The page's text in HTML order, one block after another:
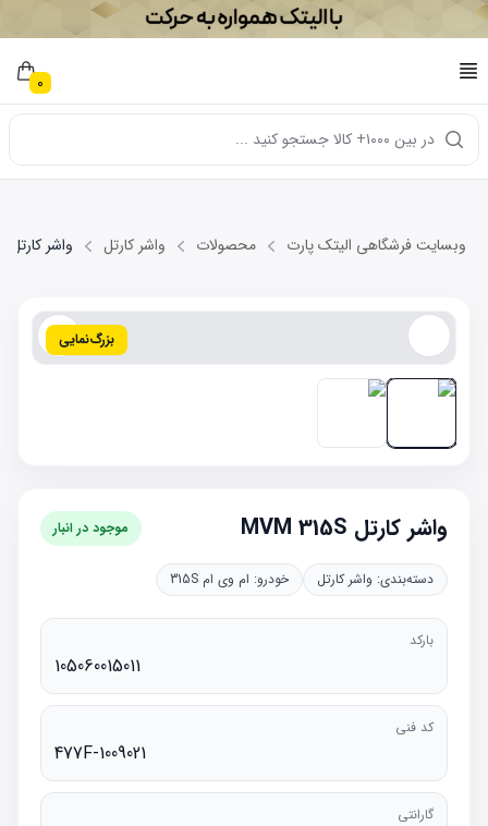
0
در بین ۱۰۰۰+ کالا جستجو کنید ...
وبسایت فرشگاهی الیتک پارت محصولات واشر کارتل واشر کارتل MVM 315S
بزرگ‌نمایی
واشر کارتل MVM 315S موجود در انبار
دسته‌بندی: واشر کارتل خودرو: ام وی ام 315S
بارکد
105060015011
کد فنی
477F-1009021
گارانتی